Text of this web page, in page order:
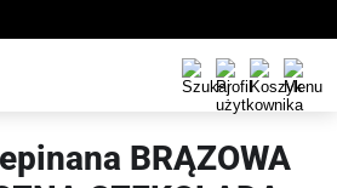
BRĄZOWA